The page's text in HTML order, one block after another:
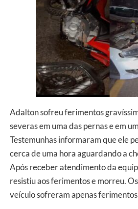
Adalton sofreu ferimentos
severas em uma das pernas e em
Testemunhas informaram que ele
cerca de uma hora aguardando a
Após receber atendimento da
resistiu aos ferimentos e morreu.
veículo sofreram apenas